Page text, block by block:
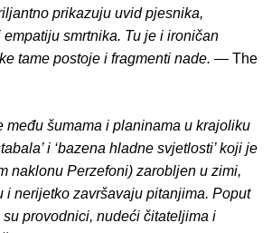
prikazuju uvid pjesnika,
smrtnika. Tu je i ironičan
tame postoje i fragmenti nade. — The
među šumama i planinama u krajoliku
i ‘bazena hladne svjetlosti’ koji je
naklonu Perzefoni) zarobljen u zimi,
i nerijetko završavaju pitanjima. Poput
provodnici, nudeći čitateljima i